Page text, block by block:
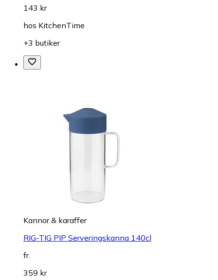
143 kr
hos KitchenTime
+3 butiker
Kannor & karaffer
RIG-TIG PIP Serveringskanna 140cl
fr.
359 kr